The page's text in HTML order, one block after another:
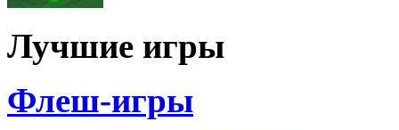
Лучшие игры
Флеш-игры